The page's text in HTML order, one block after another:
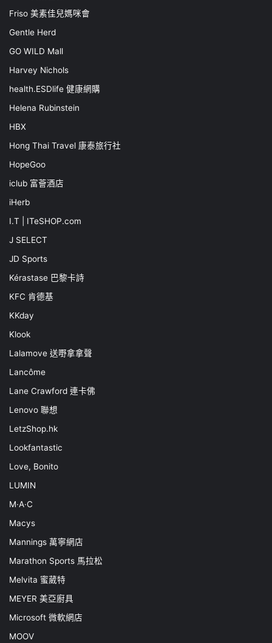
Friso 美素佳兒媽咪會
Gentle Herd
GO WILD Mall
Harvey Nichols
health.ESDlife 健康網購
Helena Rubinstein
HBX
Hong Thai Travel 康泰旅行社
HopeGoo
iclub 富薈酒店
iHerb
I.T | ITeSHOP.com
J SELECT
JD Sports
Kérastase 巴黎卡詩
KFC 肯德基
KKday
Klook
Lalamove 送嘢拿拿聲
Lancôme
Lane Crawford 連卡佛
Lenovo 聯想
LetzShop.hk
Lookfantastic
Love, Bonito
LUMIN
M·A·C
Macys
Mannings 萬寧網店
Marathon Sports 馬拉松
Melvita 蜜葳特
MEYER 美亞廚具
Microsoft 微軟網店
MOOV